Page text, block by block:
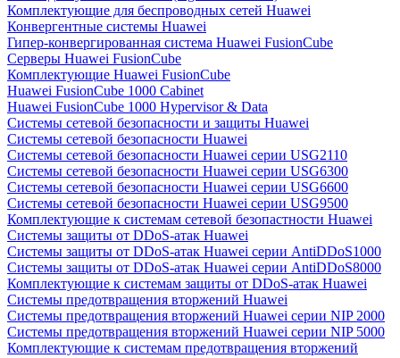
Комплектующие для беспроводных сетей Huawei
Конвергентные системы Huawei
Гипер-конвергированная система Huawei FusionCube
Серверы Huawei FusionCube
Комплектующие Huawei FusionCube
Huawei FusionCube 1000 Cabinet
Huawei FusionCube 1000 Hypervisor & Data
Системы сетевой безопасности и защиты Huawei
Системы сетевой безопасности Huawei
Системы сетевой безопасности Huawei серии USG2110
Системы сетевой безопасности Huawei серии USG6300
Системы сетевой безопасности Huawei серии USG6600
Системы сетевой безопасности Huawei серии USG9500
Комплектующие к системам сетевой безопастности Huawei
Системы защиты от DDoS-атак Huawei
Системы защиты от DDoS-атак Huawei серии AntiDDoS1000
Системы защиты от DDoS-атак Huawei серии AntiDDoS8000
Комплектующие к системам защиты от DDoS-атак Huawei
Системы предотвращения вторжений Huawei
Системы предотвращения вторжений Huawei серии NIP 2000
Системы предотвращения вторжений Huawei серии NIP 5000
Комплектующие к системам предотвращения вторжений